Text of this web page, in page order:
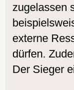
zugelassen
externe
dürfen.
Der Sieger